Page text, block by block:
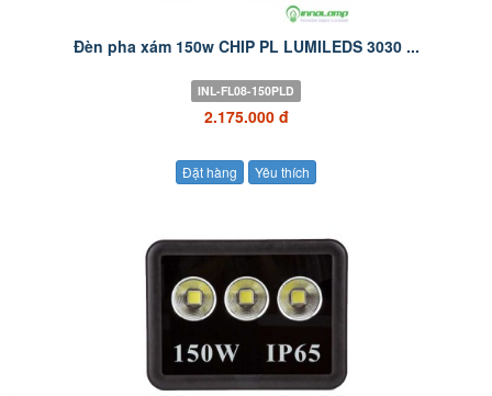
Đèn pha xám 150w CHIP PL LUMILEDS 3030 ...
INL-FL08-150PLD
2.175.000 đ
Đặt hàng Yêu thích